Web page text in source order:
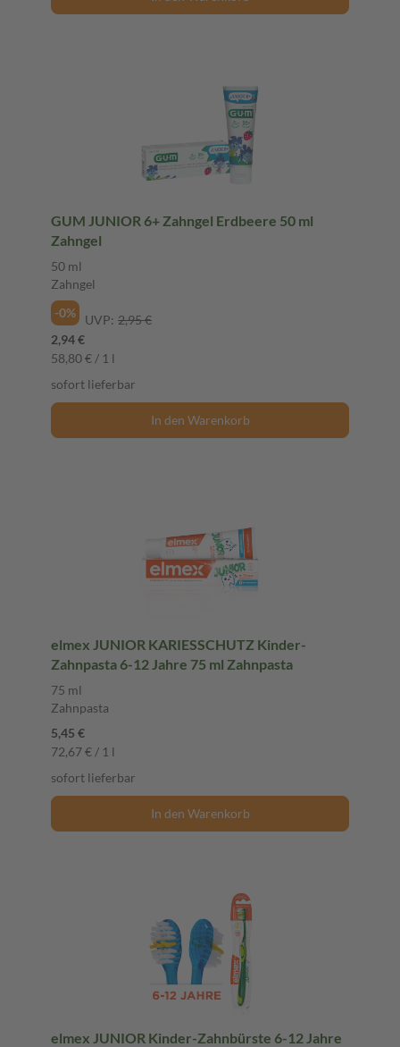
GUM JUNIOR 6+ Zahngel Erdbeere 50 ml
Zahngel
50 ml
Zahngel
-0%
UVP: 2,95 €
2,94 €
58,80 € / 1 l
sofort lieferbar
In den Warenkorb
elmex JUNIOR KARIESSCHUTZ Kinder-
Zahnpasta 6-12 Jahre 75 ml Zahnpasta
75 ml
Zahnpasta
5,45 €
72,67 € / 1 l
sofort lieferbar
In den Warenkorb
elmex JUNIOR Kinder-Zahnbürste 6-12 Jahre